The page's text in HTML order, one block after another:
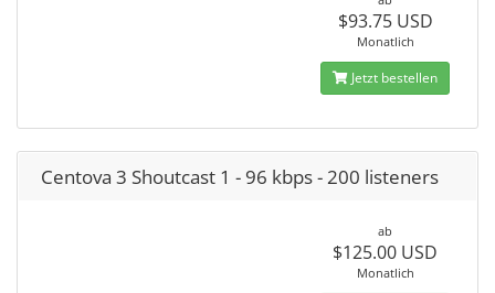
$93.75 USD
Monatlich
Jetzt bestellen
Centova 3 Shoutcast 1 - 96 kbps - 200 listeners
ab
$125.00 USD
Monatlich